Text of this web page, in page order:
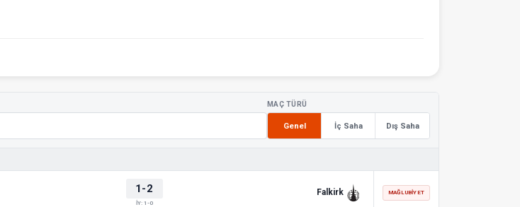
MAÇ TÜRÜ
Genel İç Saha Dış Saha
1-2
İY: 1-0
Falkirk MAĞLUBIYET